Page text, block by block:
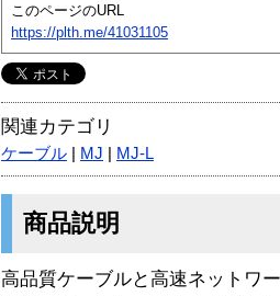
このページのURL
https://plth.me/41031105
関連カテゴリ
ケーブル MJ MJ-L
商品説明
高品質ケーブルと高速ネットワ